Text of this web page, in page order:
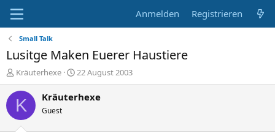
Anmelden Registrieren
Small Talk
Lusitge Maken Euerer Haustiere
E
r
s
Kräuterhexe
E
r
s
22 August 2003
K Kräuterhexe
Guest